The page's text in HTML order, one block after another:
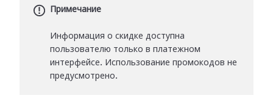
Примечание
Информация о скидке доступна
пользователю только в платежном
интерфейсе. Использование промокодов не
предусмотрено.